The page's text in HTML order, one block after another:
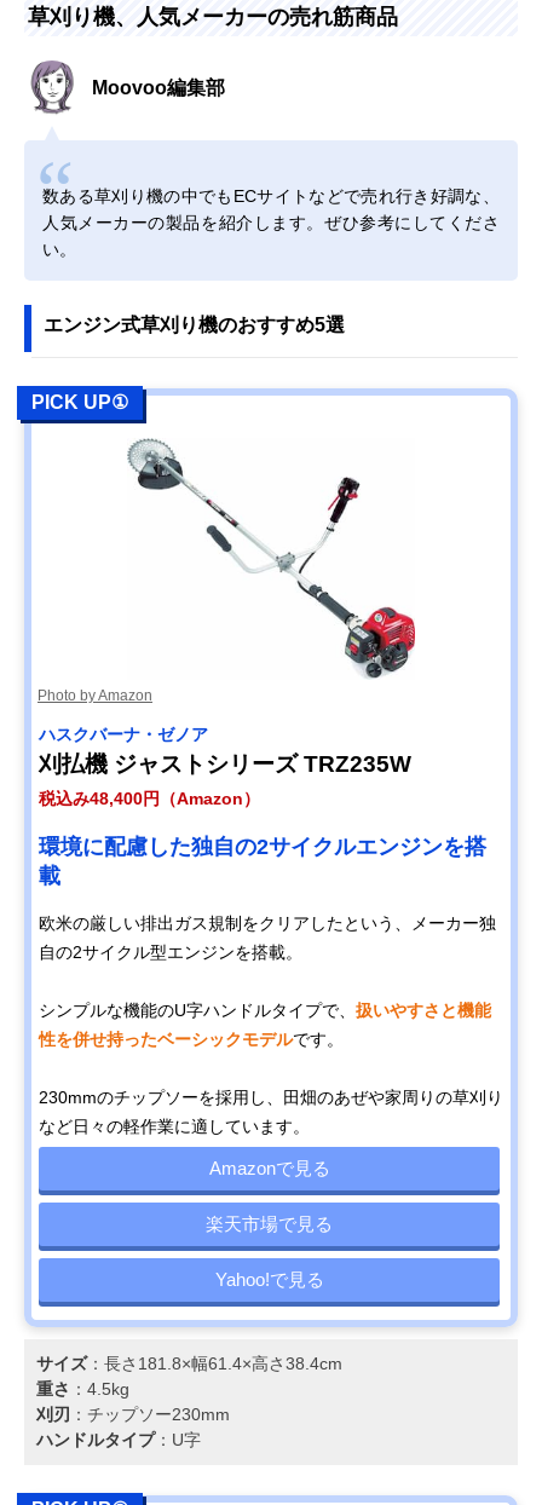
ホンダ 刈払機 U字
UMK425H1-
軽くて環境にやさ
Amazonで見る
Kyocera(京セラ)
エンジン刈払機
EKKB-2665L
長時間の草刈りで
も疲れの少ない背
長さ267.4×幅
高さ35.6cm
Amazonで見る
MUR194DZ
ューモデル
ス刈払機 CG18DA
良い重心設計
Amazonで見る
電式草刈機 SBC-
3650B
の草刈り機
アイリスオーヤマ
(IRIS OHYAMA) 充
電式グラストリマ
ー JGT230TC
芝生の刈り込みに
適したナイロンブ
レードを搭載
草刈り機、人気メーカーの売れ筋商品
Moovoo編集部
数ある草刈り機の中でもECサイトなどで売れ行き好調な、
人気メーカーの製品を紹介します。ぜひ参考にしてくださ
い。
エンジン式草刈り機のおすすめ5選
PICK UP①
Photo by Amazon
ハスクバーナ・ゼノア
刈払機 ジャストシリーズ TRZ235W
税込み48,400円（Amazon）
環境に配慮した独自の2サイクルエンジンを搭
載
欧米の厳しい排出ガス規制をクリアしたという、メーカー独
自の2サイクル型エンジンを搭載。
シンプルな機能のU字ハンドルタイプで、 扱いやすさと機能
性を併せ持ったベーシックモデルです。
230mmのチップソーを採用し、田畑のあぜや家周りの草刈り
など日々の軽作業に適しています。
Amazonで見る
楽天市場で見る
Yahoo!で見る
サイズ：長さ181.8×幅61.4×高さ38.4cm
重さ ：4.5kg
刈刃 ：チップソー230mm
ハンドルタイプ：U字